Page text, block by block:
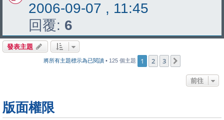
2006-09-07 , 11:45
回覆: 6
發表主題
將所有主題標示為已閱讀 • 125 個主題 1 2 3
前往
版面權限